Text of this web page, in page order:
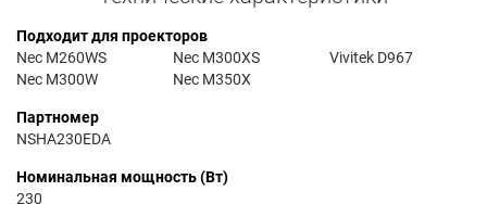
Подходит для проекторов
Nec M260WS
Nec M300W
Nec M300XS
Nec M350X
Vivitek D967
Партномер
NSHA230EDA
Номинальная мощность (Вт)
230